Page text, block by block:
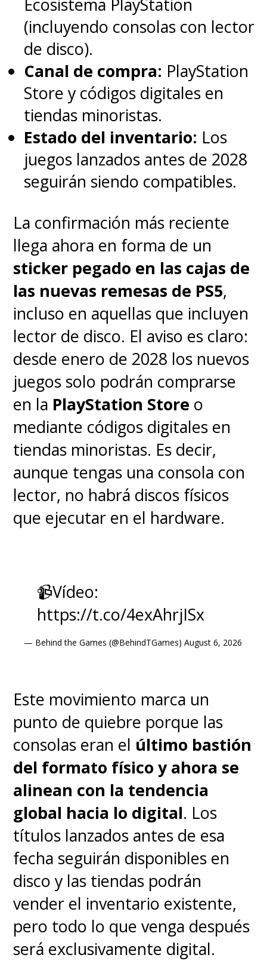
Ecosistema PlayStation
(incluyendo consolas con lector
de disco).
Canal de compra: PlayStation
Store y códigos digitales en
tiendas minoristas.
Estado del inventario: Los
juegos lanzados antes de 2028
seguirán siendo compatibles.
La confirmación más reciente
llega ahora en forma de un
sticker pegado en las cajas de
las nuevas remesas de PS5,
incluso en aquellas que incluyen
lector de disco. El aviso es claro:
desde enero de 2028 los nuevos
juegos solo podrán comprarse
en la PlayStation Store o
mediante códigos digitales en
tiendas minoristas. Es decir,
aunque tengas una consola con
lector, no habrá discos físicos
que ejecutar en el hardware.
📹Vídeo:
https://t.co/4exAhrjISx
— Behind the Games (@BehindTGames) August 6, 2026
Este movimiento marca un
punto de quiebre porque las
consolas eran el último bastión
del formato físico y ahora se
alinean con la tendencia
global hacia lo digital. Los
títulos lanzados antes de esa
fecha seguirán disponibles en
disco y las tiendas podrán
vender el inventario existente,
pero todo lo que venga después
será exclusivamente digital.